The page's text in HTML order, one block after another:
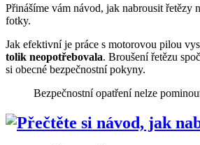
Přinášíme vám návod, jak nabrousit
fotky.
Jak efektivní je práce s motorovou pilou
tolik neopotřebovala. Broušení řetězu
si obecné bezpečnostní pokyny.
Bezpečnostní opatření nelze